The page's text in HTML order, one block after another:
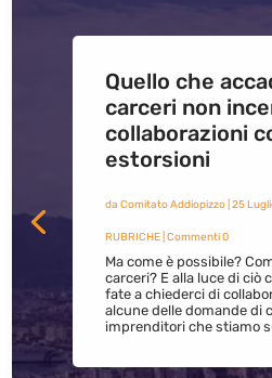
Quello che
carceri non
collaborazioni
estorsioni
da Comitato Addiopizzo| 25
RUBRICHE| Commenti 0
Ma come è possibile?
carceri? E alla luce di ciò
fate a chiederci di
alcune delle domande di
imprenditori che stiamo